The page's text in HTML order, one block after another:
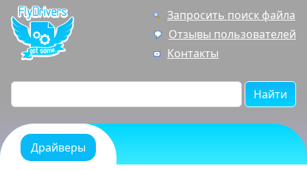
Запросить поиск файла
Отзывы пользователей
Контакты
Найти
Драйверы